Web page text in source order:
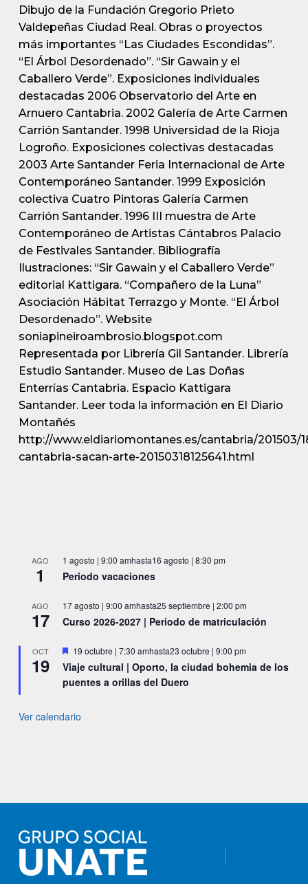
Dibujo de la Fundación Gregorio Prieto
Valdepeñas Ciudad Real. Obras o proyectos
más importantes “Las Ciudades Escondidas”.
“El Árbol Desordenado”. “Sir Gawain y el
Caballero Verde”. Exposiciones individuales
destacadas 2006 Observatorio del Arte en
Arnuero Cantabria. 2002 Galería de Arte Carmen
Carrión Santander. 1998 Universidad de la Rioja
Logroño. Exposiciones colectivas destacadas
2003 Arte Santander Feria Internacional de Arte
Contemporáneo Santander. 1999 Exposición
colectiva Cuatro Pintoras Galería Carmen
Carrión Santander. 1996 III muestra de Arte
Contemporáneo de Artistas Cántabros Palacio
de Festivales Santander. Bibliografía
Ilustraciones: “Sir Gawain y el Caballero Verde”
editorial Kattigara. “Compañero de la Luna”
Asociación Hábitat Terrazgo y Monte. “El Árbol
Desordenado”. Website
soniapineiroambrosio.blogspot.com
Representada por Librería Gil Santander. Librería
Estudio Santander. Museo de Las Doñas
Enterrías Cantabria. Espacio Kattigara
Santander. Leer toda la información en El Diario
Montañés
http://www.eldiariomontanes.es/cantabria/201503/
cantabria-sacan-arte-20150318125641.html
AGO
1
1 agosto | 9:00 amhasta16 agosto | 8:30 pm
Periodo vacaciones
AGO
17
17 agosto | 9:00 amhasta25 septiembre | 2:00 pm
Curso 2026-2027 | Periodo de matriculación
OCT
19
Destacado
19 octubre | 7:30 amhasta23 octubre | 9:00 pm
Viaje cultural | Oporto, la ciudad bohemia de los
puentes a orillas del Duero
Ver calendario